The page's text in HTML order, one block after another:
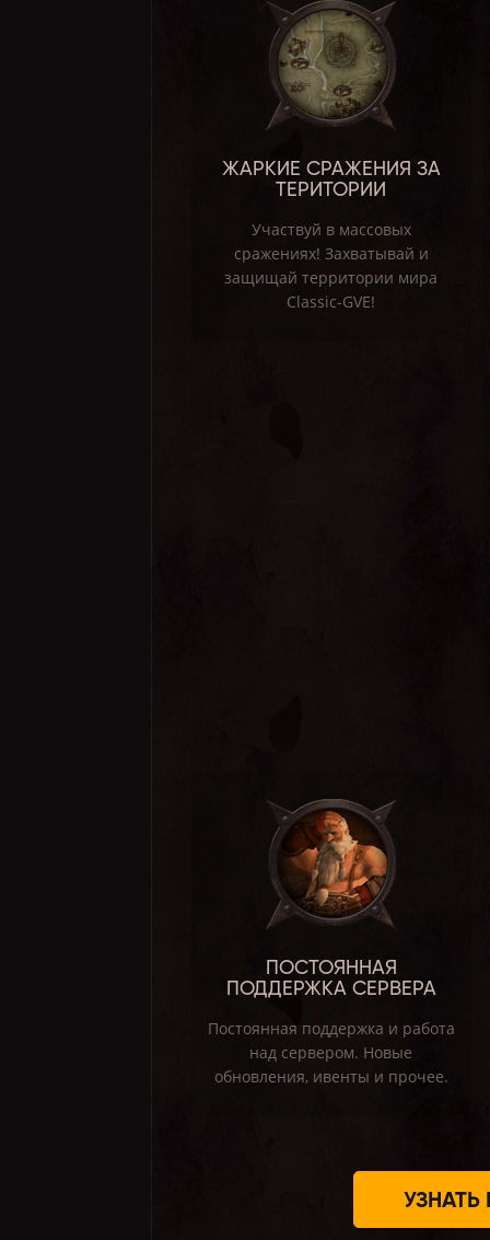
ЖАРКИЕ СРАЖЕНИЯ ЗА
ТЕРИТОРИИ
Участвуй в массовых
сражениях! Захватывай и
защищай территории мира
Classic-GVE!
ПОСТОЯННАЯ
ПОДДЕРЖКА СЕРВЕРА
Постоянная поддержка и работа
над сервером. Новые
обновления, ивенты и прочее.